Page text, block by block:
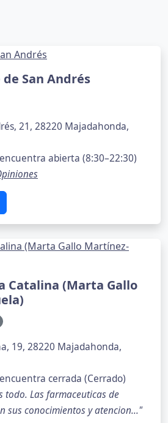
San Andrés
21, 28220 Majadahonda,
abierta (8:30–22:30)
Catalina (Marta Gallo
19, 28220 Majadahonda,
cerrada (Cerrado)
todo. Las farmaceuticas de
sus conocimientos y atencion..."